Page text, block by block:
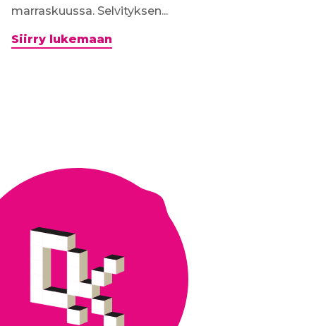
marraskuussa. Selvityksen...
Siirry lukemaan